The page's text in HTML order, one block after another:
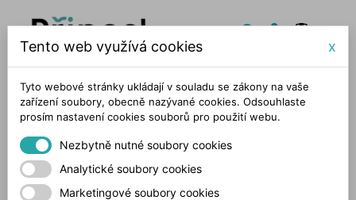
Tento web využívá cookies x
Tyto webové stránky ukládají v souladu se zákony na vaše
zařízení soubory, obecně nazývané cookies. Odsouhlaste
prosím nastavení cookies souborů pro použití webu.
Nezbytně nutné soubory cookies
Analytické soubory cookies
Marketingové soubory cookies